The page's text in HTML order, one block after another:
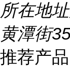
所在地址
黄潭街
推荐产品